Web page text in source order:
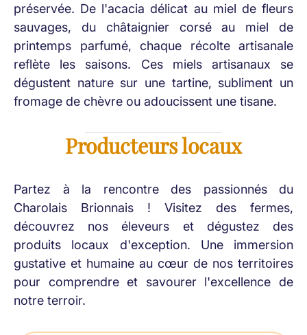
préservée. De l'acacia délicat au miel de fleurs
sauvages, du châtaignier corsé au miel de
printemps parfumé, chaque récolte artisanale
reflète les saisons. Ces miels artisanaux se
dégustent nature sur une tartine, subliment un
fromage de chèvre ou adoucissent une tisane.
Producteurs locaux
Partez à la rencontre des passionnés du
Charolais Brionnais ! Visitez des fermes,
découvrez nos éleveurs et dégustez des
produits locaux d'exception. Une immersion
gustative et humaine au cœur de nos territoires
pour comprendre et savourer l'excellence de
notre terroir.